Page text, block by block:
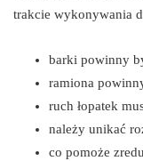
trakcie wykonywania
barki powinny
ramiona
ruch łopatek
należy unikać
co pomoże